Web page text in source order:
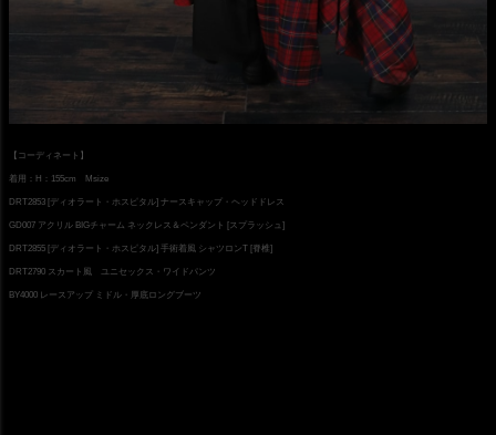
【コーディネート】
着用：H：155cm Msize
DRT2853 [ディオラート・ホスピタル] ナースキャップ・ヘッドドレス
GD007 アクリル BIGチャーム ネックレス＆ペンダント [スプラッシュ]
DRT2855 [ディオラート・ホスピタル] 手術着風 シャツロンT [脊椎]
DRT2790 スカート風 ユニセックス・ワイドパンツ
BY4000 レースアップ ミドル・厚底ロングブーツ